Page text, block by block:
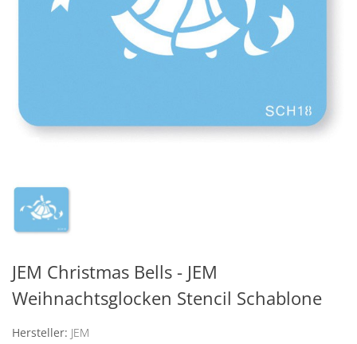
JEM Christmas Bells - JEM
Weihnachtsglocken Stencil Schablone
Hersteller: JEM